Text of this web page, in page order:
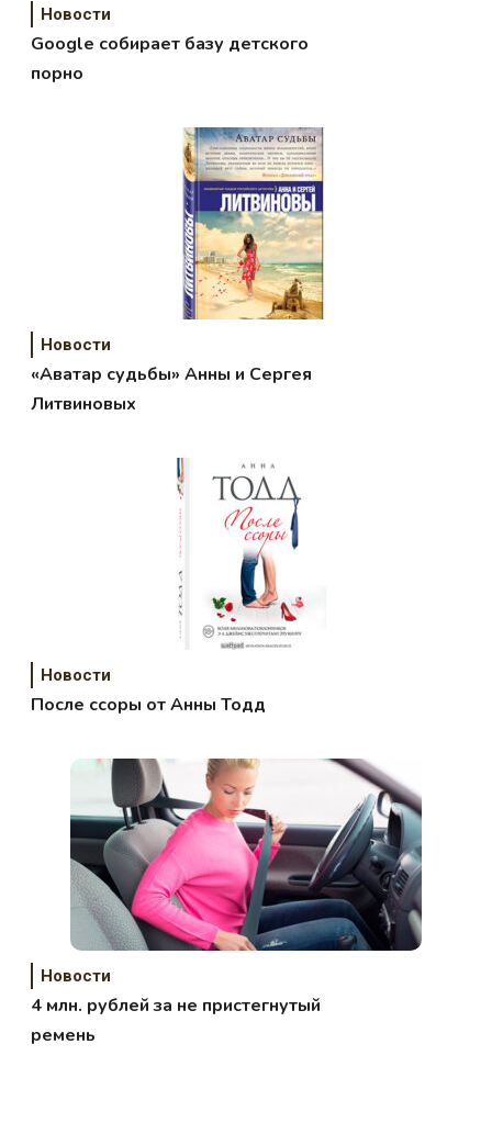
Новости
Google собирает базу детского
порно
Новости
«Аватар судьбы» Анны и Сергея
Литвиновых
Новости
После ссоры от Анны Тодд
Новости
4 млн. рублей за не пристегнутый
ремень